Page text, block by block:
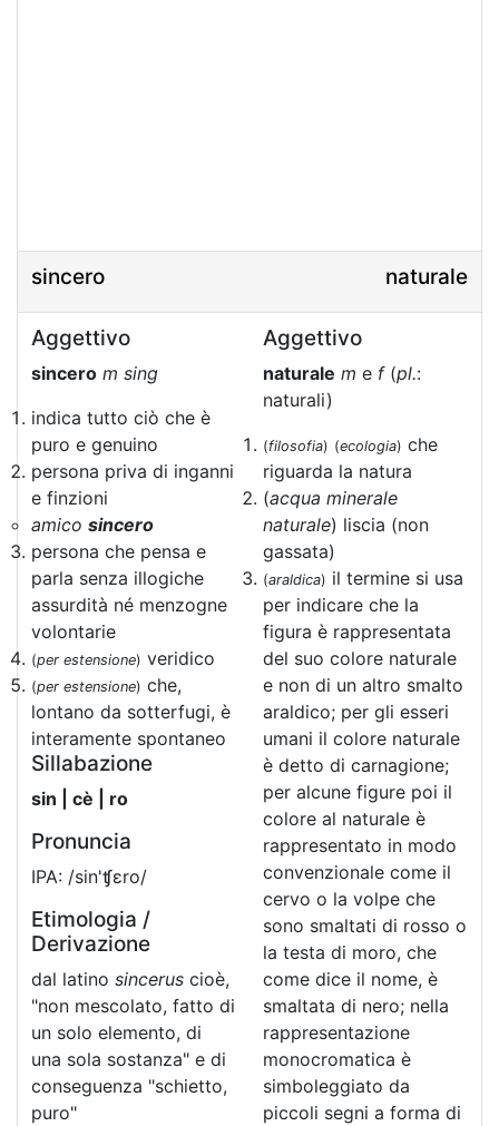
sincero naturale
Aggettivo
sincero m sing
indica tutto ciò che è
puro e genuino
persona priva di inganni
e finzioni
amico sincero
persona che pensa e
parla senza illogiche
assurdità né menzogne
volontarie
(per estensione) veridico
(per estensione) che,
lontano da sotterfugi, è
interamente spontaneo
Sillabazione
sin | cè | ro
Pronuncia
IPA: /sin'ʧɛro/
Etimologia /
Derivazione
dal latino sincerus cioè,
"non mescolato, fatto di
un solo elemento, di
una sola sostanza" e di
conseguenza "schietto,
puro"
Aggettivo
naturale m e f(pl.:
naturali)
(filosofia) (ecologia) che
riguarda la natura
(acqua minerale
naturale) liscia (non
gassata)
(araldica) il termine si usa
per indicare che la
figura è rappresentata
del suo colore naturale
e non di un altro smalto
araldico; per gli esseri
umani il colore naturale
è detto di carnagione;
per alcune figure poi il
colore al naturale è
rappresentato in modo
convenzionale come il
cervo o la volpe che
sono smaltati di rosso o
la testa di moro, che
come dice il nome, è
smaltata di nero; nella
rappresentazione
monocromatica è
simboleggiato da
piccoli segni a forma di